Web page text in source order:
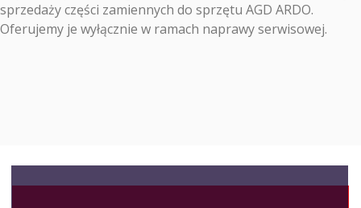
sprzedaży części zamiennych do sprzętu AGD ARDO.
Oferujemy je wyłącznie w ramach naprawy serwisowej.